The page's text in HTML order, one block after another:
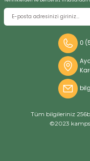
0
Tüm bilgileriniz
©2023